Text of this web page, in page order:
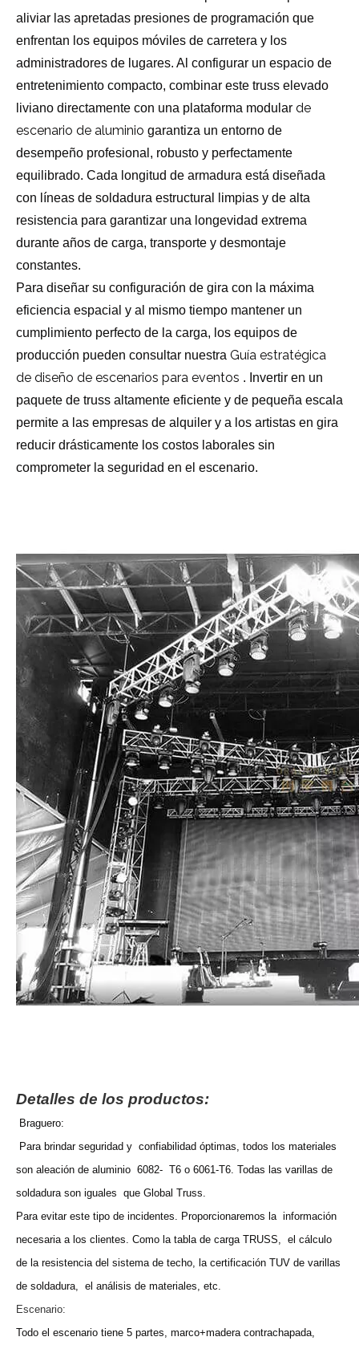
aliviar las apretadas presiones de programación que
enfrentan los equipos móviles de carretera y los
administradores de lugares. Al configurar un espacio de
entretenimiento compacto, combinar este truss elevado
liviano directamente con una plataforma modular de
escenario de aluminio garantiza un entorno de
desempeño profesional, robusto y perfectamente
equilibrado. Cada longitud de armadura está diseñada
con líneas de soldadura estructural limpias y de alta
resistencia para garantizar una longevidad extrema
durante años de carga, transporte y desmontaje
constantes.
Para diseñar su configuración de gira con la máxima
eficiencia espacial y al mismo tiempo mantener un
cumplimiento perfecto de la carga, los equipos de
producción pueden consultar nuestra Guía estratégica
de diseño de escenarios para eventos . Invertir en un
paquete de truss altamente eficiente y de pequeña escala
permite a las empresas de alquiler y a los artistas en gira
reducir drásticamente los costos laborales sin
comprometer la seguridad en el escenario.
Detalles de los productos:
Braguero:
Para brindar seguridad y confiabilidad óptimas, todos los materiales
son aleación de aluminio 6082- T6 o 6061-T6. Todas las varillas de
soldadura son iguales que Global Truss.
Para evitar este tipo de incidentes. Proporcionaremos la información
necesaria a los clientes. Como la tabla de carga TRUSS, el cálculo
de la resistencia del sistema de techo, la certificación TUV de varillas
de soldadura, el análisis de materiales, etc.
Escenario:
Todo el escenario tiene 5 partes, marco+madera contrachapada,